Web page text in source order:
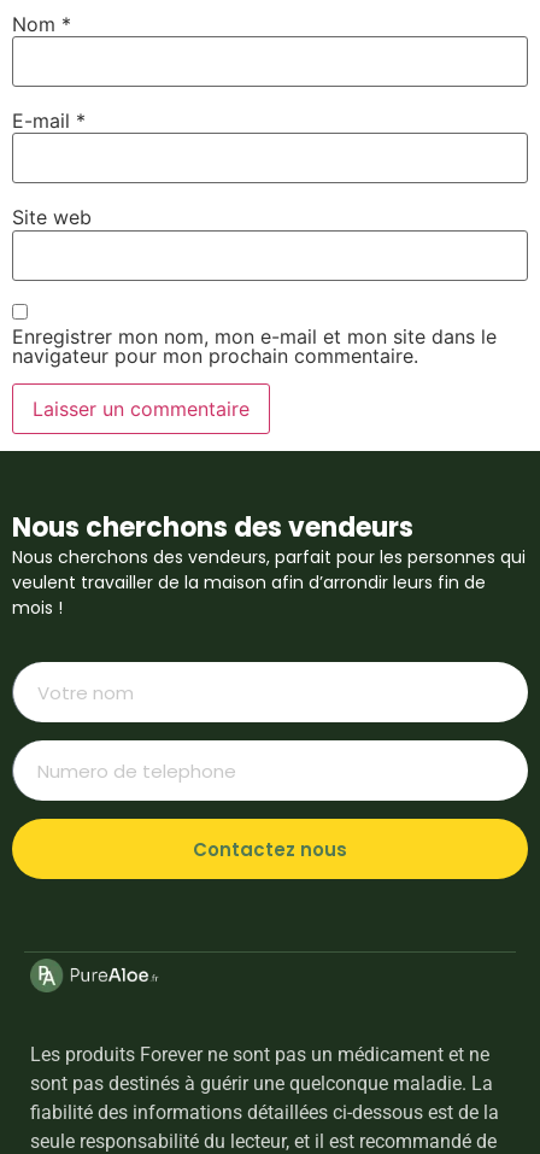
Nom *
E-mail *
Site web
Enregistrer mon nom, mon e-mail et mon site dans le
navigateur pour mon prochain commentaire.
Nous cherchons des vendeurs
Nous cherchons des vendeurs, parfait pour les personnes qui
veulent travailler de la maison afin d’arrondir leurs fin de
mois !
Contactez nous
Les produits Forever ne sont pas un médicament et ne
sont pas destinés à guérir une quelconque maladie. La
fiabilité des informations détaillées ci-dessous est de la
seule responsabilité du lecteur, et il est recommandé de